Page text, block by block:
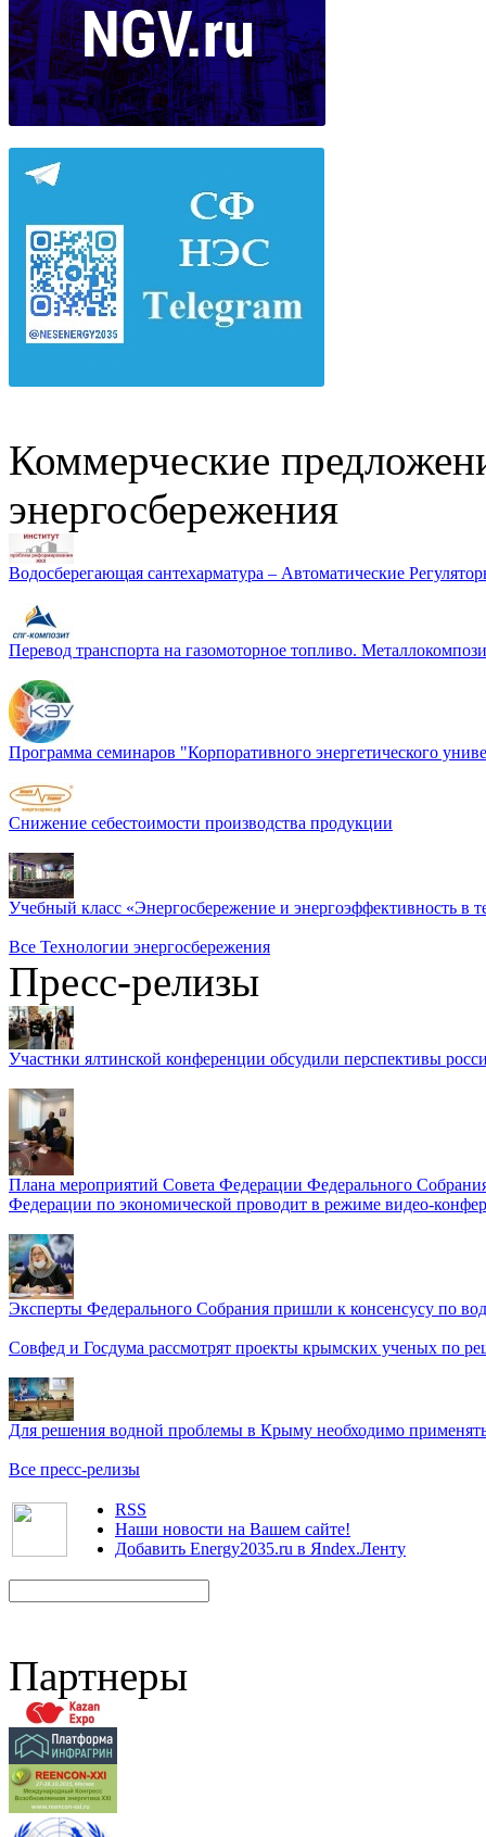
Коммерческие
энергосбережения
Водосберегающая сантехарматура – Автоматические
Перевод транспорта на газомоторное топливо.
Программа семинаров "Корпоративного энергетического
Снижение себестоимости производства продукции
Учебный класс «Энергосбережение и энергоэффективность в
Все Технологии энергосбережения
Пресс-релизы
Участнки ялтинской конференции обсудили перспективы
Плана мероприятий Совета Федерации Федерального
Федерации по экономической проводит в режиме видео-
Эксперты Федерального Собрания пришли к консенсусу по
Совфед и Госдума рассмотрят проекты крымских ученых по
Для решения водной проблемы в Крыму необходимо
Все пресс-релизы
RSS
Наши новости на Вашем сайте!
Добавить Energy2035.ru в Яndex.Ленту
Партнеры